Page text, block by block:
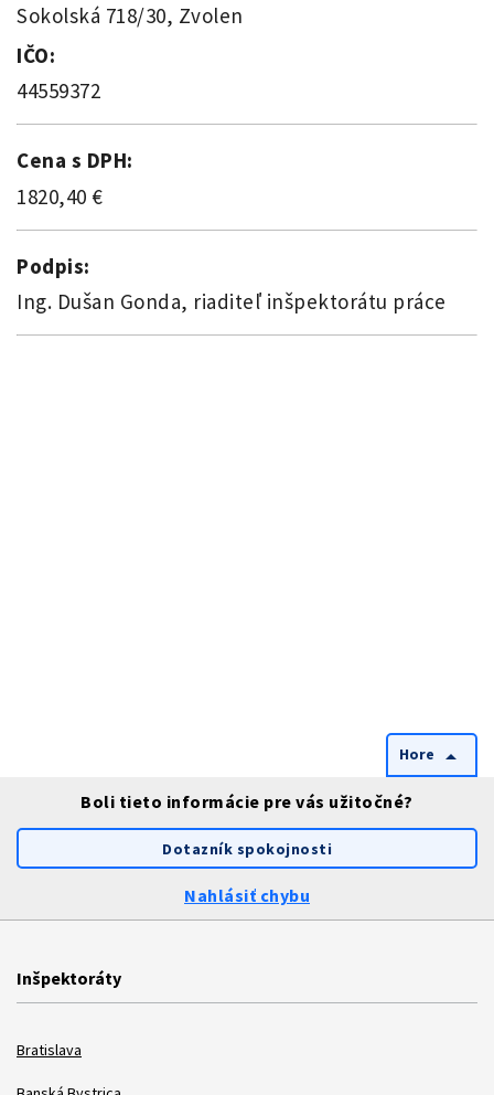
Sokolská 718/30, Zvolen
IČO:
44559372
Cena s DPH:
1820,40 €
Podpis:
Ing. Dušan Gonda, riaditeľ inšpektorátu práce
Hore arrow_drop_up
Boli tieto informácie pre vás užitočné?
Dotazník spokojnosti
Nahlásiť chybu
Inšpektoráty
Bratislava